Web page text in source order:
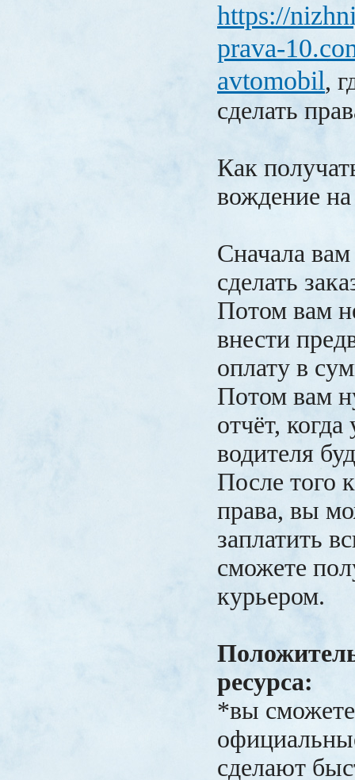
https://
prava-
avtomobil,
сделать
Как
вождение на
Сначала
сделать
Потом вам
внести
оплату в
Потом вам
отчёт,
водителя
После того
права, вы
заплатить
сможете
курьером.
ресурса:
*вы
сделают